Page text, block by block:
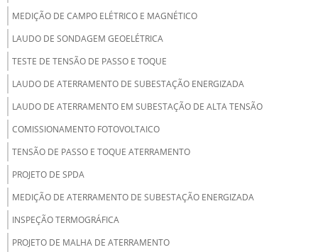
MEDIÇÃO DE CAMPO ELÉTRICO E MAGNÉTICO
LAUDO DE SONDAGEM GEOELÉTRICA
TESTE DE TENSÃO DE PASSO E TOQUE
LAUDO DE ATERRAMENTO DE SUBESTAÇÃO ENERGIZADA
LAUDO DE ATERRAMENTO EM SUBESTAÇÃO DE ALTA TENSÃO
COMISSIONAMENTO FOTOVOLTAICO
TENSÃO DE PASSO E TOQUE ATERRAMENTO
PROJETO DE SPDA
MEDIÇÃO DE ATERRAMENTO DE SUBESTAÇÃO ENERGIZADA
INSPEÇÃO TERMOGRÁFICA
PROJETO DE MALHA DE ATERRAMENTO